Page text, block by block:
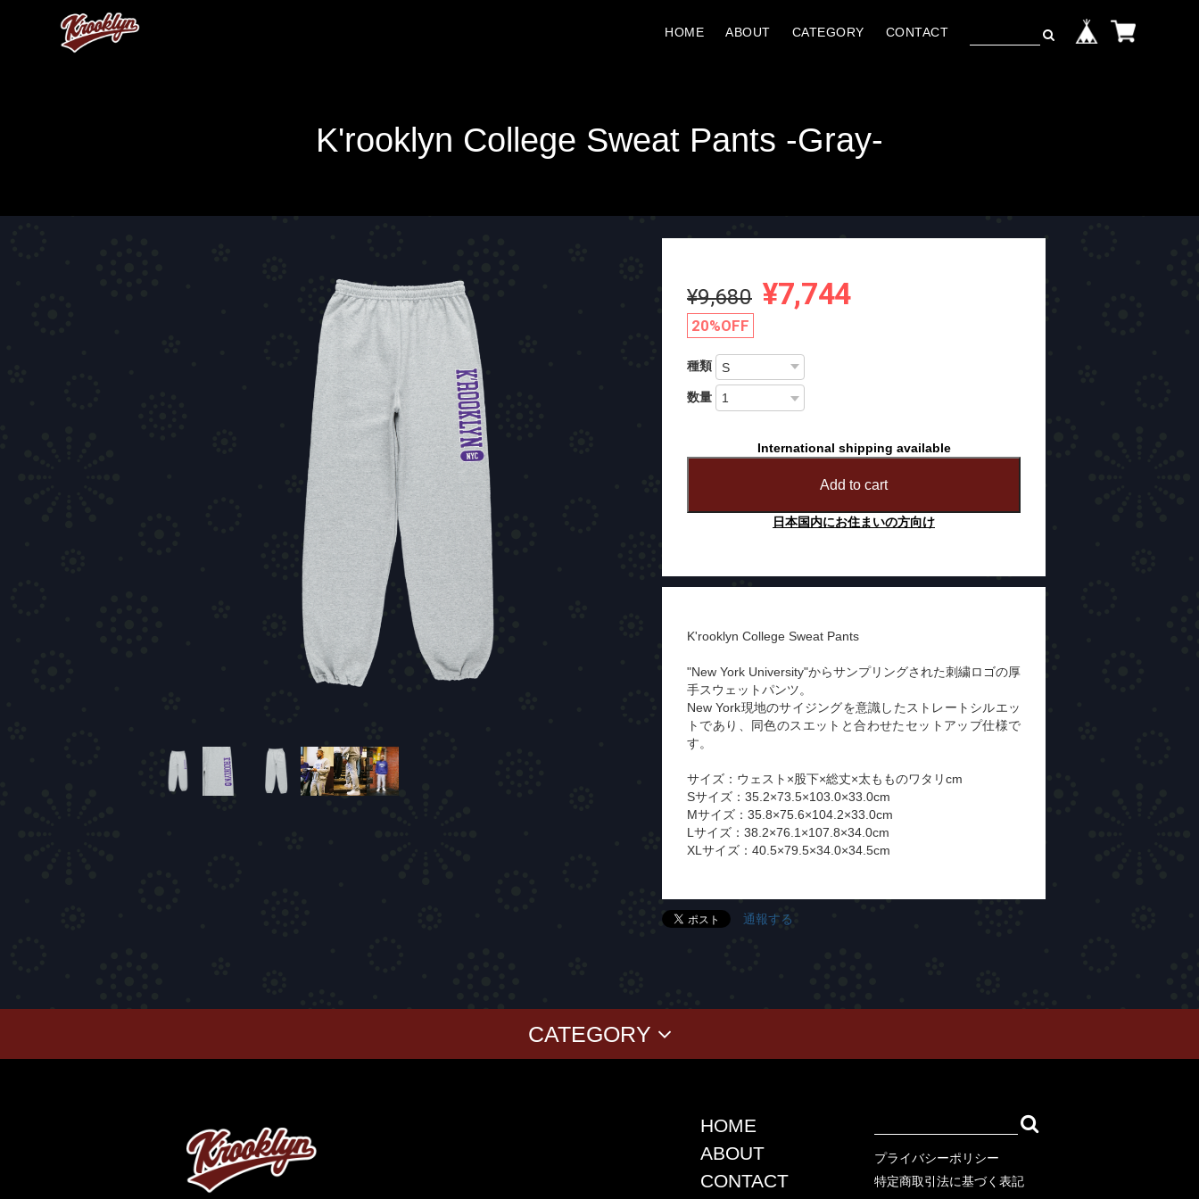
HOME ABOUT CATEGORY CONTACT
K'rooklyn College Sweat Pants -Gray-
¥9,680 ¥7,744
20%OFF
種類
数量
International shipping available
Add to cart
日本国内にお住まいの方向け
K'rooklyn College Sweat Pants
"New York University"からサンプリングされた刺繍ロゴの厚
手スウェットパンツ。
New York現地のサイジングを意識したストレートシルエッ
トであり、同色のスエットと合わせたセットアップ仕様で
す。
サイズ：ウェスト×股下×総丈×太もものワタリcm
Sサイズ：35.2×73.5×103.0×33.0cm
Mサイズ：35.8×75.6×104.2×33.0cm
Lサイズ：38.2×76.1×107.8×34.0cm
XLサイズ：40.5×79.5×34.0×34.5cm
通報する
CATEGORY
T-SHIRTS PANTS CAP GOODS BABY KID'S CLASSICS COLLABORATION
上岡 拓也
Denali
SUGI
SWEAT OUTER
HOME
ABOUT
CONTACT
プライバシーポリシー
特定商取引法に基づく表記